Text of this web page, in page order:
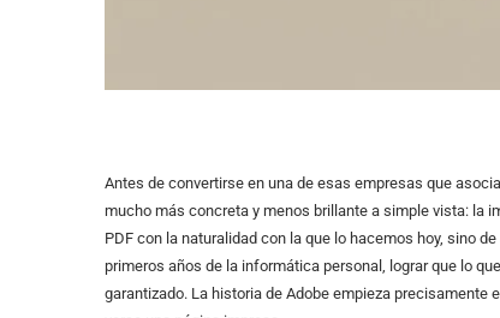
Antes de convertirse en una de esas empresas que
mucho más concreta y menos brillante a simple vista: la
PDF con la naturalidad con la que lo hacemos hoy, sino
primeros años de la informática personal, lograr que lo
garantizado. La historia de Adobe empieza precisamente